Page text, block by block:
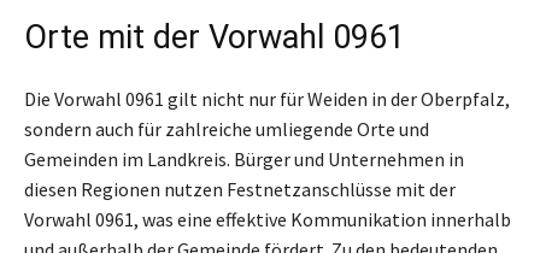
Orte mit der Vorwahl 0961
Die Vorwahl 0961 gilt nicht nur für Weiden in der Oberpfalz,
sondern auch für zahlreiche umliegende Orte und
Gemeinden im Landkreis. Bürger und Unternehmen in
diesen Regionen nutzen Festnetzanschlüsse mit der
Vorwahl 0961, was eine effektive Kommunikation innerhalb